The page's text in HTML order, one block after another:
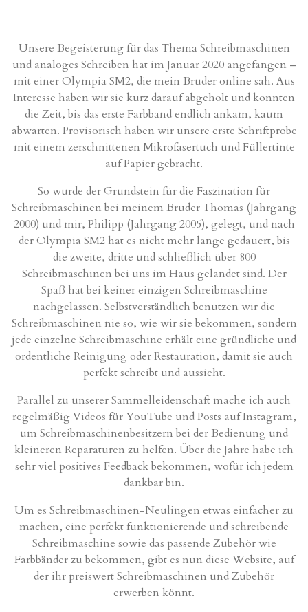
Unsere Begeisterung für das Thema Schreibmaschinen
und analoges Schreiben hat im Januar 2020 angefangen –
mit einer Olympia SM2, die mein Bruder online sah. Aus
Interesse haben wir sie kurz darauf abgeholt und konnten
die Zeit, bis das erste Farbband endlich ankam, kaum
abwarten. Provisorisch haben wir unsere erste Schriftprobe
mit einem zerschnittenen Mikrofasertuch und Füllertinte
auf Papier gebracht.
So wurde der Grundstein für die Faszination für
Schreibmaschinen bei meinem Bruder Thomas (Jahrgang
2000) und mir, Philipp (Jahrgang 2005), gelegt, und nach
der Olympia SM2 hat es nicht mehr lange gedauert, bis
die zweite, dritte und schließlich über 800
Schreibmaschinen bei uns im Haus gelandet sind. Der
Spaß hat bei keiner einzigen Schreibmaschine
nachgelassen. Selbstverständlich benutzen wir die
Schreibmaschinen nie so, wie wir sie bekommen, sondern
jede einzelne Schreibmaschine erhält eine gründliche und
ordentliche Reinigung oder Restauration, damit sie auch
perfekt schreibt und aussieht.
Parallel zu unserer Sammelleidenschaft mache ich auch
regelmäßig Videos für YouTube und Posts auf Instagram,
um Schreibmaschinenbesitzern bei der Bedienung und
kleineren Reparaturen zu helfen. Über die Jahre habe ich
sehr viel positives Feedback bekommen, wofür ich jedem
dankbar bin.
Um es Schreibmaschinen-Neulingen etwas einfacher zu
machen, eine perfekt funktionierende und schreibende
Schreibmaschine sowie das passende Zubehör wie
Farbbänder zu bekommen, gibt es nun diese Website, auf
der ihr preiswert Schreibmaschinen und Zubehör
erwerben könnt.